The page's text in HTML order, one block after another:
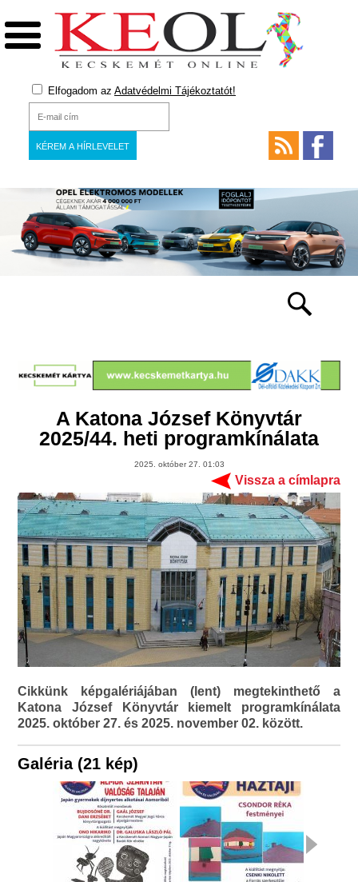
Elfogadom az Adatvédelmi Tájékoztatót!
A Katona József Könyvtár
2025/44. heti programkínálata
2025. október 27. 01:03
Vissza a címlapra
Cikkünk képgalériájában (lent) megtekinthető a
Katona József Könyvtár kiemelt programkínálata
2025. október 27. és 2025. november 02. között.
Galéria (21 kép)